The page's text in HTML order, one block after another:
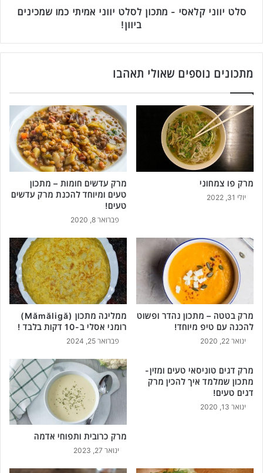
-
ו
י
ע
ף
ו
ב
!
מ
כ
ו
ל
ט
י
א
כ
מ
ו
כ
י
נ
ו
סלט יווני קלאסי - מתכון לסלט יווני אמיתי כמו שמכינים
ביוון!
מתכונים נוספים שאולי תאהבו
מרק פו צמחוני
יולי 31, 2022
מרק עדשים חומות – מתכון
טעים ומיוחד להכנת מרק עדשים
טעים!
פברואר 8, 2020
מרק בטטה – מתכון נהדר ופשוט
להכנה עם טיפ מיוחד!
ינואר 22, 2020
ממליגה מתכון (Mămăligă)
רומני אסלי ב-10 דקות בלבד !
פברואר 25, 2024
מרק דגים טוניסאי טעים ומזין-
מתכון שמלמד איך להכין מרק
דגים טעים!
ינואר 13, 2020
מרק כרובית ותפוחי אדמה
ינואר 27, 2023